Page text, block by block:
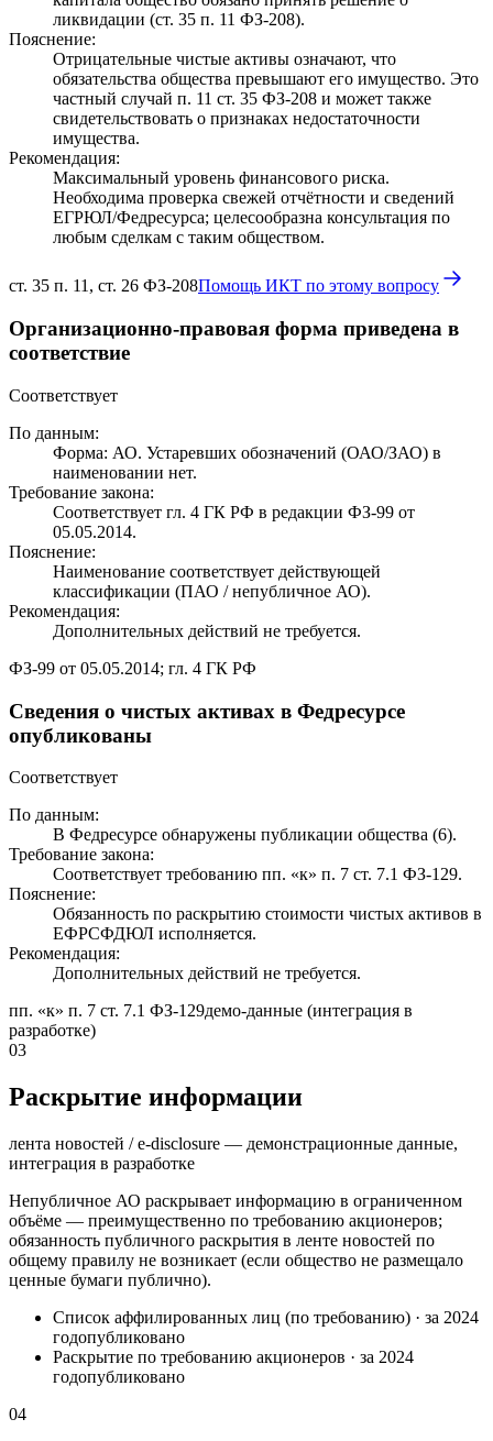
ликвидации (ст. 35 п. 11 ФЗ-208).
Пояснение:
Отрицательные чистые активы означают, что
обязательства общества превышают его имущество. Это
частный случай п. 11 ст. 35 ФЗ-208 и может также
свидетельствовать о признаках недостаточности
имущества.
Рекомендация:
Максимальный уровень финансового риска.
Необходима проверка свежей отчётности и сведений
ЕГРЮЛ/Федресурса; целесообразна консультация по
любым сделкам с таким обществом.
ст. 35 п. 11, ст. 26 ФЗ-208Помощь ИКТ по этому вопросу
Организационно-правовая форма приведена в
соответствие
Соответствует
По данным:
Форма: АО. Устаревших обозначений (ОАО/ЗАО) в
наименовании нет.
Требование закона:
Соответствует гл. 4 ГК РФ в редакции ФЗ-99 от
05.05.2014.
Пояснение:
Наименование соответствует действующей
классификации (ПАО / непубличное АО).
Рекомендация:
Дополнительных действий не требуется.
ФЗ-99 от 05.05.2014; гл. 4 ГК РФ
Сведения о чистых активах в Федресурсе
опубликованы
Соответствует
По данным:
В Федресурсе обнаружены публикации общества (6).
Требование закона:
Соответствует требованию пп. «к» п. 7 ст. 7.1 ФЗ-129.
Пояснение:
Обязанность по раскрытию стоимости чистых активов в
ЕФРСФДЮЛ исполняется.
Рекомендация:
Дополнительных действий не требуется.
пп. «к» п. 7 ст. 7.1 ФЗ-129демо-данные (интеграция в
разработке)
03
Раскрытие информации
лента новостей / e-disclosure — демонстрационные данные,
интеграция в разработке
Непубличное АО раскрывает информацию в ограниченном
объёме — преимущественно по требованию акционеров;
обязанность публичного раскрытия в ленте новостей по
общему правилу не возникает (если общество не размещало
ценные бумаги публично).
Список аффилированных лиц (по требованию) · за 2024
годопубликовано
Раскрытие по требованию акционеров · за 2024
годопубликовано
04